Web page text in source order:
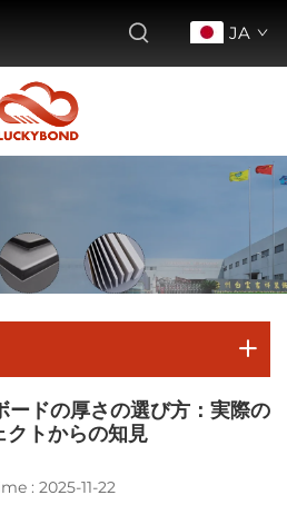
JA
ドの厚さの選び方：実際の
クトからの知見
: 2025-11-22